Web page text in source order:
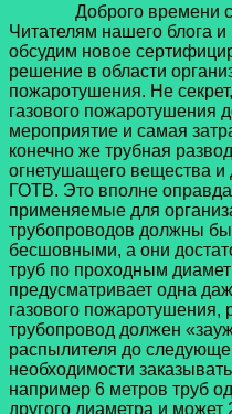
Доброго времени
Читателям нашего блога
обсудим новое
решение в области
пожаротушения. Не
газового пожаротушения
мероприятие и самая
конечно же трубная
огнетушащего вещества и
ГОТВ. Это вполне
применяемые для
трубопроводов должны
бесшовными, а они
труб по проходным
предусматривает одна
газового пожаротушения,
трубопровод должен
распылителя до
необходимости
например 6 метров труб
другого диаметра и может